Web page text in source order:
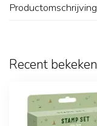
Productomschrijving
Recent bekeken